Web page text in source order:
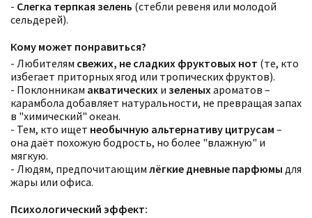
- Слегка терпкая зелень (стебли ревеня или молодой
сельдерей).
Кому может понравиться?
- Любителям свежих, не сладких фруктовых нот (те, кто
избегает приторных ягод или тропических фруктов).
- Поклонникам акватических и зеленыхароматов –
карамбола добавляет натуральности, не превращая запах
в "химический" океан.
- Тем, кто ищет необычную альтернативу цитрусам –
она даёт похожую бодрость, но более "влажную" и
мягкую.
- Людям, предпочитающим лёгкие дневные парфюмы для
жары или офиса.
Психологический эффект: